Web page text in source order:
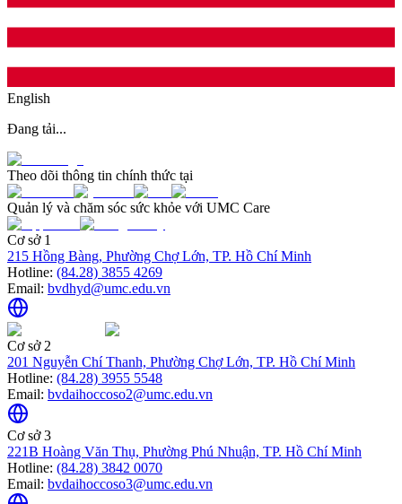
English
Đang tải...
Theo dõi thông tin chính thức tại
Quản lý và chăm sóc sức khỏe với UMC Care
Cơ sở 1
215 Hồng Bàng, Phường Chợ Lớn, TP. Hồ Chí Minh
Hotline: (84.28) 3855 4269
Email: bvdhyd@umc.edu.vn
Cơ sở 2
201 Nguyễn Chí Thanh, Phường Chợ Lớn, TP. Hồ Chí Minh
Hotline: (84.28) 3955 5548
Email: bvdaihoccoso2@umc.edu.vn
Cơ sở 3
221B Hoàng Văn Thụ, Phường Phú Nhuận, TP. Hồ Chí Minh
Hotline: (84.28) 3842 0070
Email: bvdaihoccoso3@umc.edu.vn